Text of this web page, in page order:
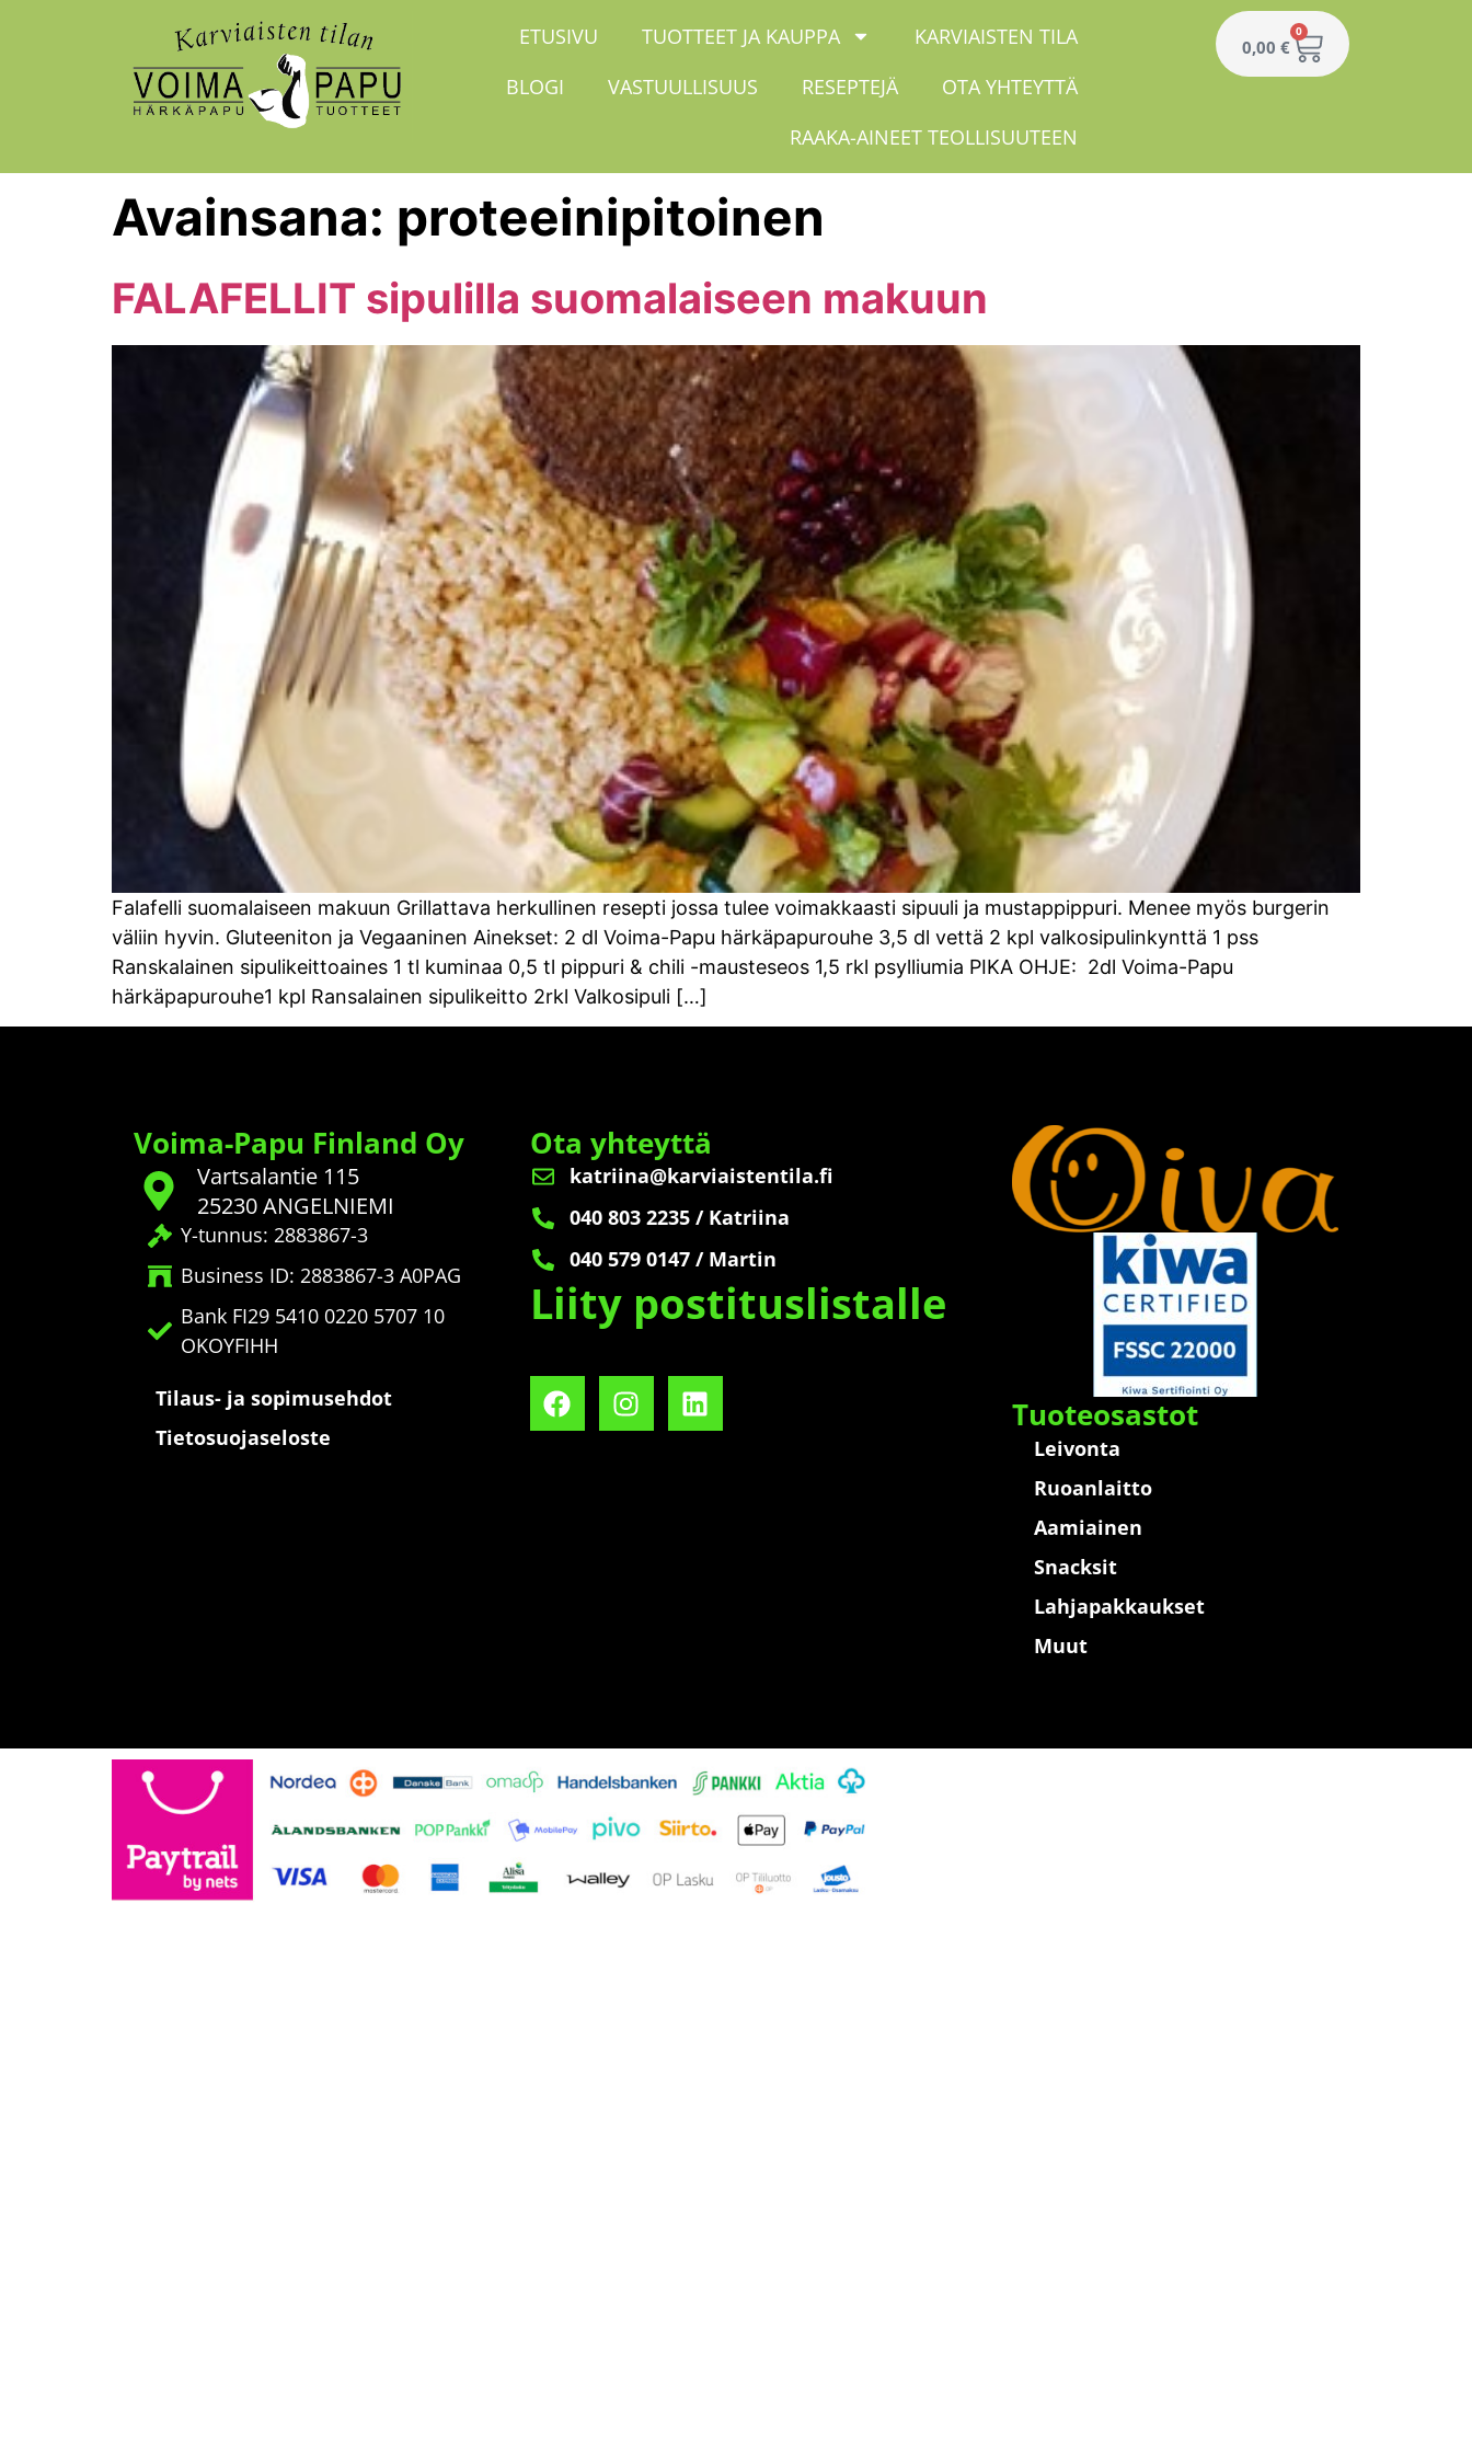
ETUSIVU TUOTTEET JA KAUPPA
KARVIAISTEN TILA
BLOGI
VASTUULLISUUS RESEPTEJÄ
OTA YHTEYTTÄ
RAAKA-AINEET TEOLLISUUTEEN
0,00 €
0
Avainsana: proteeinipitoinen
FALAFELLIT sipulilla suomalaiseen makuun
Falafelli suomalaiseen makuun Grillattava herkullinen resepti jossa tulee voimakkaasti sipuuli ja mustappippuri. Menee myös burgerin
väliin hyvin. Gluteeniton ja Vegaaninen Ainekset: 2 dl Voima-Papu härkäpapurouhe 3,5 dl vettä 2 kpl valkosipulinkynttä 1 pss
Ranskalainen sipulikeittoaines 1 tl kuminaa 0,5 tl pippuri & chili -mausteseos 1,5 rkl psylliumia PIKA OHJE: 2dl Voima-Papu
härkäpapurouhe1 kpl Ransalainen sipulikeitto 2rkl Valkosipuli […]
Voima-Papu Finland Oy
Vartsalantie 115
25230 ANGELNIEMI
Y-tunnus: 2883867-3
Business ID: 2883867-3 A0PAG
Bank FI29 5410 0220 5707 10
OKOYFIHH
Tilaus- ja sopimusehdot
Tietosuojaseloste
Ota yhteyttä
katriina@karviaistentila.fi
040 803 2235 / Katriina
040 579 0147 / Martin
Liity postituslistalle
Tuoteosastot
Leivonta
Ruoanlaitto
Aamiainen
Snacksit
Lahjapakkaukset
Muut